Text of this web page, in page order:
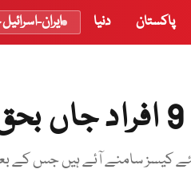
پاکستان دنیا ایران-